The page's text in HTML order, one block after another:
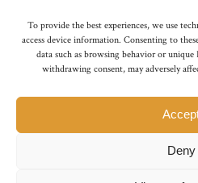
To provide the best experiences, we use
access device information. Consenting to
data such as browsing behavior or
withdrawing consent, may adversely
Deny
© 2011-2026 Tanrıbilim Hazinesi
All content on this site is used